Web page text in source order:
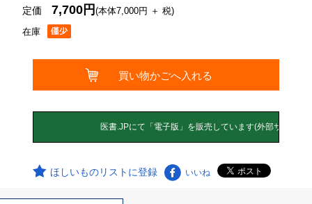
在庫
定価7,700円(本体7,000円 ＋ 税)
ほしいものリストに登録 いいね